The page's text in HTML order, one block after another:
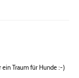
ein Traum für Hunde :-)